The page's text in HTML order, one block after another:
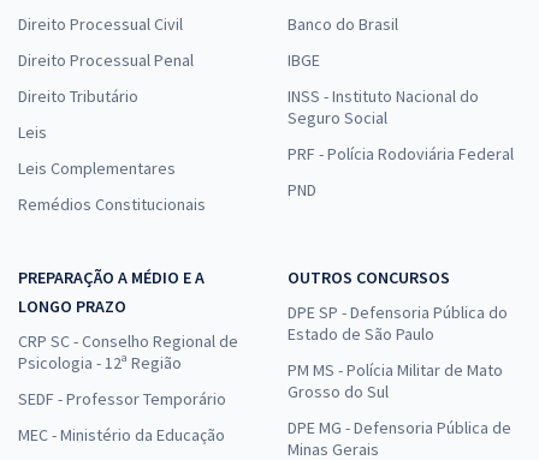
Direito Processual Civil
Direito Processual Penal
Direito Tributário
Leis
Leis Complementares
Remédios Constitucionais
Banco do Brasil
IBGE
INSS - Instituto Nacional do
Seguro Social
PRF - Polícia Rodoviária Federal
PND
PREPARAÇÃO A MÉDIO E A
LONGO PRAZO
CRP SC - Conselho Regional de
Psicologia - 12ª Região
SEDF - Professor Temporário
MEC - Ministério da Educação
OUTROS CONCURSOS
DPE SP - Defensoria Pública do
Estado de São Paulo
PM MS - Polícia Militar de Mato
Grosso do Sul
DPE MG - Defensoria Pública de
Minas Gerais